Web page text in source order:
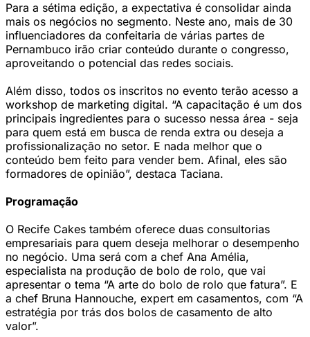
Para a sétima edição, a expectativa é consolidar ainda
mais os negócios no segmento. Neste ano, mais de 30
influenciadores da confeitaria de várias partes de
Pernambuco irão criar conteúdo durante o congresso,
aproveitando o potencial das redes sociais.
Além disso, todos os inscritos no evento terão acesso a
workshop de marketing digital. “A capacitação é um dos
principais ingredientes para o sucesso nessa área - seja
para quem está em busca de renda extra ou deseja a
profissionalização no setor. E nada melhor que o
conteúdo bem feito para vender bem. Afinal, eles são
formadores de opinião”, destaca Taciana.
Programação
O Recife Cakes também oferece duas consultorias
empresariais para quem deseja melhorar o desempenho
no negócio. Uma será com a chef Ana Amélia,
especialista na produção de bolo de rolo, que vai
apresentar o tema “A arte do bolo de rolo que fatura”. E
a chef Bruna Hannouche, expert em casamentos, com “A
estratégia por trás dos bolos de casamento de alto
valor”.